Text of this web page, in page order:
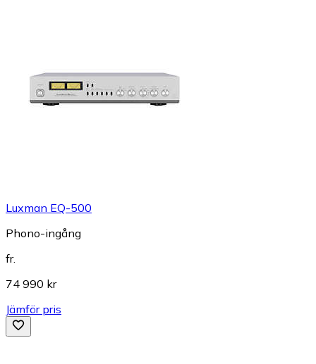
Luxman EQ-500
Phono-ingång
fr.
74 990 kr
Jämför pris